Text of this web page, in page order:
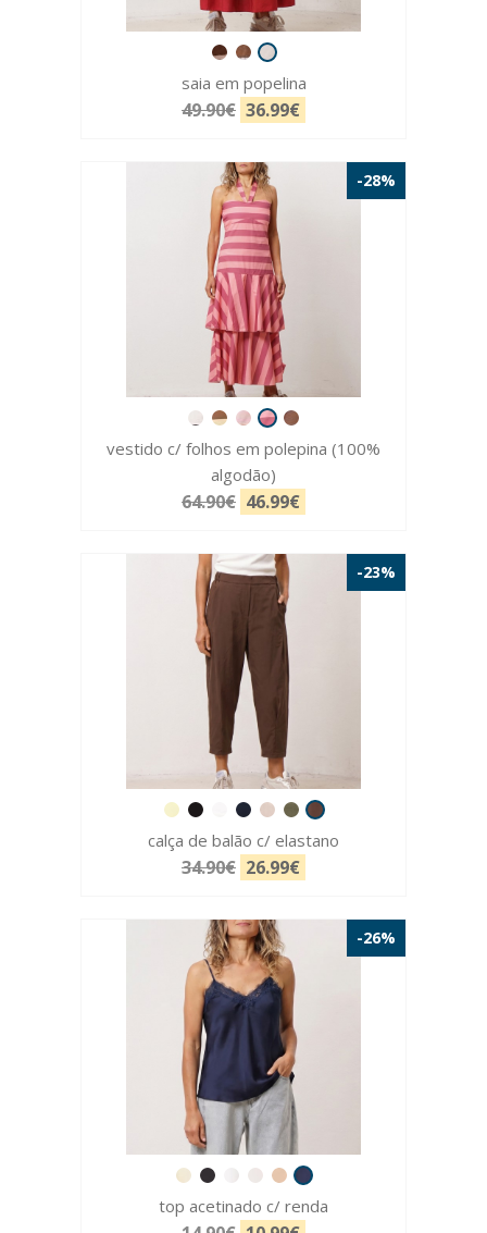
saia em popelina
49.90€ 36.99€
-28%
vestido c/ folhos em polepina (100%
algodão)
64.90€ 46.99€
-23%
calça de balão c/ elastano
34.90€ 26.99€
-26%
top acetinado c/ renda